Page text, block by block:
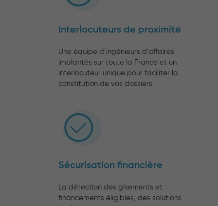
Interlocuteurs de proximité
Une équipe d’ingénieurs d’affaires
implantés sur toute la France et un
interlocuteur unique pour faciliter la
constitution de vos dossiers.
Sécurisation financière
La détection des gisements et
financements éligibles, des solutions